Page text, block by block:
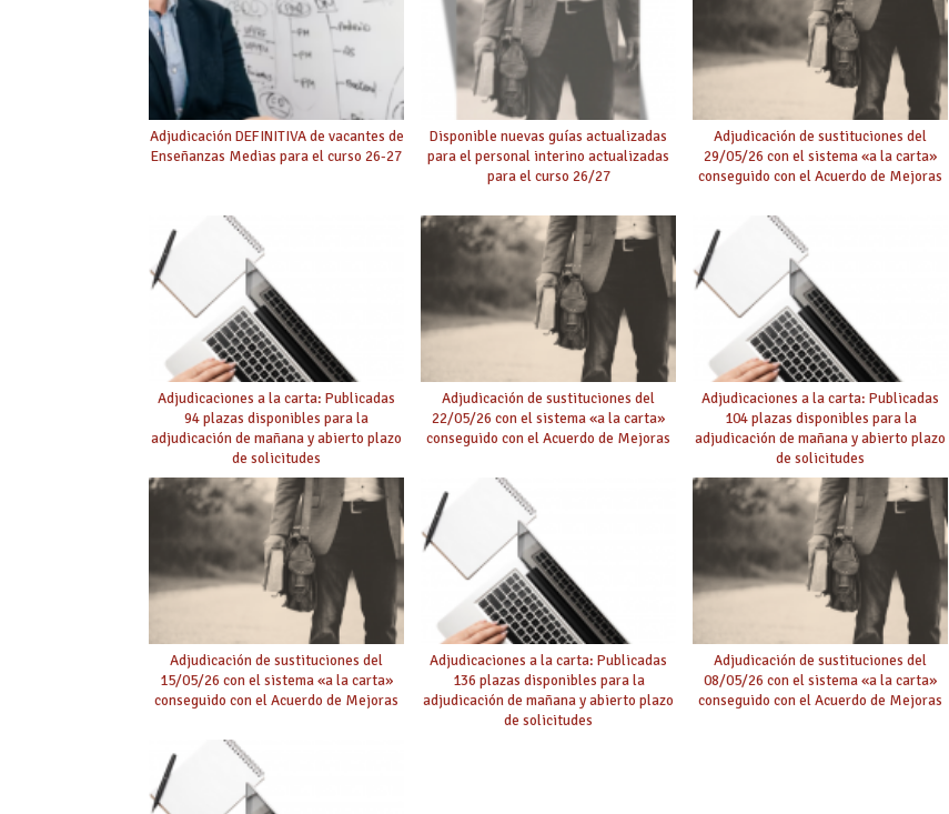
Adjudicación DEFINITIVA de vacantes de
Enseñanzas Medias para el curso 26-27
Disponible nuevas guías actualizadas
para el personal interino actualizadas
para el curso 26/27
Adjudicación de sustituciones del
29/05/26 con el sistema «a la carta»
conseguido con el Acuerdo de Mejoras
Adjudicaciones a la carta: Publicadas
94 plazas disponibles para la
adjudicación de mañana y abierto plazo
de solicitudes
Adjudicación de sustituciones del
22/05/26 con el sistema «a la carta»
conseguido con el Acuerdo de Mejoras
Adjudicaciones a la carta: Publicadas
104 plazas disponibles para la
adjudicación de mañana y abierto plazo
de solicitudes
Adjudicación de sustituciones del
15/05/26 con el sistema «a la carta»
conseguido con el Acuerdo de Mejoras
Adjudicaciones a la carta: Publicadas
136 plazas disponibles para la
adjudicación de mañana y abierto plazo
de solicitudes
Adjudicación de sustituciones del
08/05/26 con el sistema «a la carta»
conseguido con el Acuerdo de Mejoras